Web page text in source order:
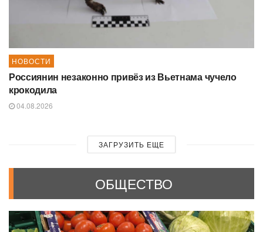
НОВОСТИ
Россиянин незаконно привёз из Вьетнама чучело
крокодила
04.08.2026
ЗАГРУЗИТЬ ЕЩЕ
ОБЩЕСТВО